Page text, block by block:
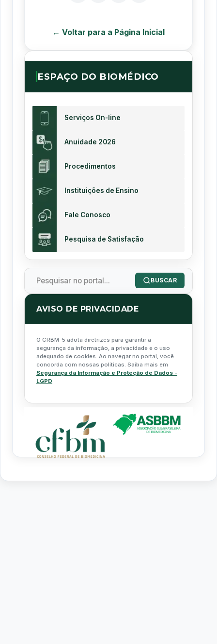
← Voltar para a Página Inicial
ESPAÇO DO BIOMÉDICO
Serviços On-line
Anuidade 2026
Procedimentos
Instituições de Ensino
Fale Conosco
Pesquisa de Satisfação
BUSCAR
AVISO DE PRIVACIDADE
O CRBM-5 adota diretrizes para garantir a
segurança da informação, a privacidade e o uso
adequado de cookies. Ao navegar no portal, você
concorda com nossas políticas. Saiba mais em
Segurança da Informação e Proteção de Dados -
LGPD